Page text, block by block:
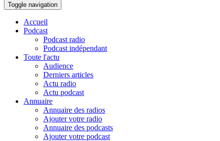
Toggle navigation
Accueil
Podcast
Podcast radio
Podcast indépendant
Toute l'actu
Audience
Derniers articles
Actu radio
Actu podcast
Annuaire
Annuaire des radios
Ajouter votre radio
Annuaire des podcasts
Ajouter votre podcast